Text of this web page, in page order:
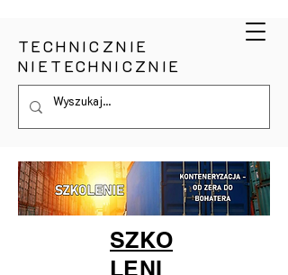
TECHNICZNIE
NIETECHNICZNIE
SZKO
LENI